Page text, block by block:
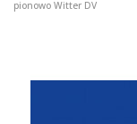
pionowo Witter DV